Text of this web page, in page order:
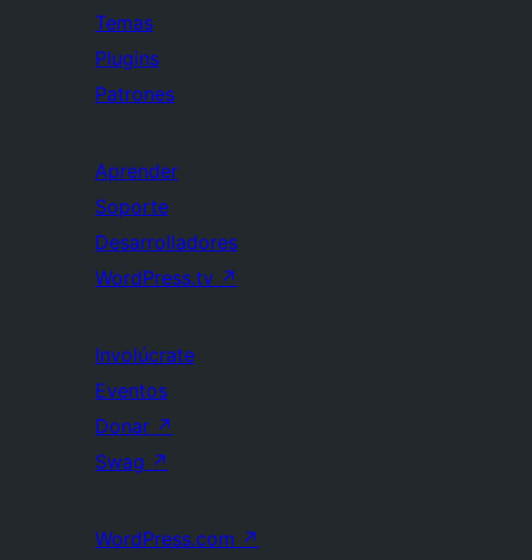
Temas
Plugins
Patrones
Aprender
Soporte
Desarrolladores
WordPress.tv ↗
Involúcrate
Eventos
Donar ↗
Swag ↗
WordPress.com ↗